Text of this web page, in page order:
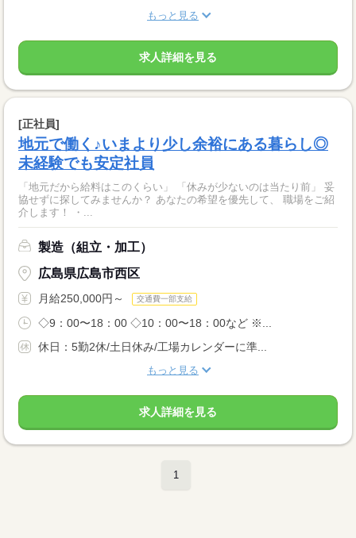
もっと見る
求人詳細を見る
[正社員]
地元で働く♪いまより少し余裕にある暮らし◎
未経験でも安定社員
「地元だから給料はこのくらい」 「休みが少ないのは当たり前」 妥
協せずに探してみませんか？ あなたの希望を優先して、 職場をご紹
介します！ ・...
製造（組立・加工）
広島県広島市西区
月給250,000円～ 交通費一部支給
◇9：00〜18：00 ◇10：00〜18：00など ※...
休日：5勤2休/土日休み/工場カレンダーに準...
もっと見る
求人詳細を見る
1